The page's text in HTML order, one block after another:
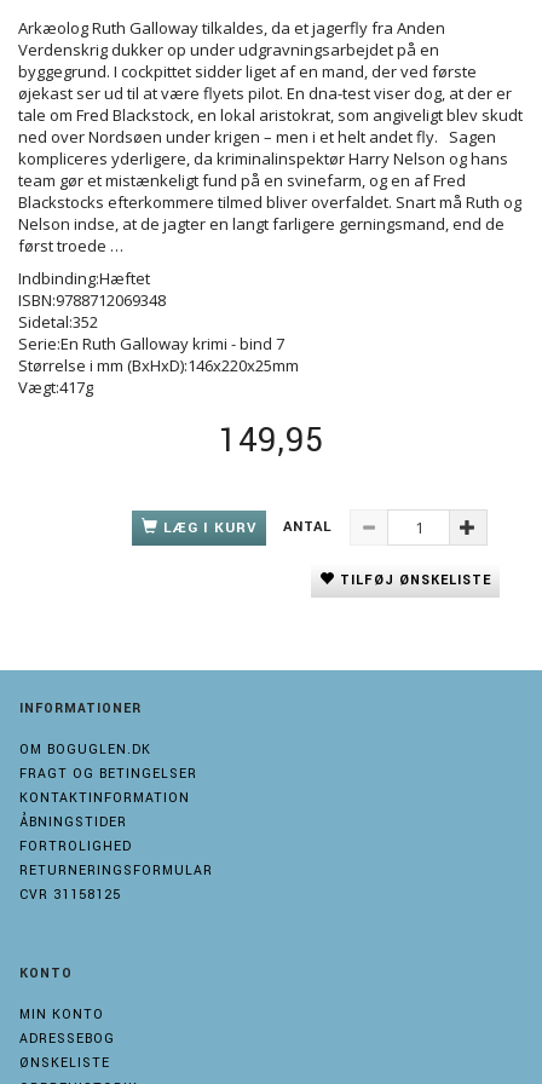
Arkæolog Ruth Galloway tilkaldes, da et jagerfly fra Anden
Verdenskrig dukker op under udgravningsarbejdet på en
byggegrund. I cockpittet sidder liget af en mand, der ved første
øjekast ser ud til at være flyets pilot. En dna-test viser dog, at der er
tale om Fred Blackstock, en lokal aristokrat, som angiveligt blev skudt
ned over Nordsøen under krigen – men i et helt andet fly. Sagen
kompliceres yderligere, da kriminalinspektør Harry Nelson og hans
team gør et mistænkeligt fund på en svinefarm, og en af Fred
Blackstocks efterkommere tilmed bliver overfaldet. Snart må Ruth og
Nelson indse, at de jagter en langt farligere gerningsmand, end de
først troede …
Indbinding:Hæftet
ISBN:9788712069348
Sidetal:352
Serie:En Ruth Galloway krimi - bind 7
Størrelse i mm (BxHxD):146x220x25mm
Vægt:417g
149,95
LÆG I KURV ANTAL
TILFØJ ØNSKELISTE
INFORMATIONER
OM BOGUGLEN.DK
FRAGT OG BETINGELSER
KONTAKTINFORMATION
ÅBNINGSTIDER
FORTROLIGHED
RETURNERINGSFORMULAR
CVR 31158125
KONTO
MIN KONTO
ADRESSEBOG
ØNSKELISTE